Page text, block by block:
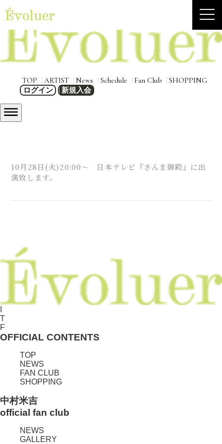
TOP ARTIST News Schedule Fan Club SHOPPING
ログイン 新規入会
10月28日(火)20:00～ 日本テレビ『さんま御殿』に出
演致します。
T
F
OFFICIAL CONTENTS
TOP
NEWS
FAN CLUB
SHOPPING
中村米吉
official fan club
NEWS
GALLERY